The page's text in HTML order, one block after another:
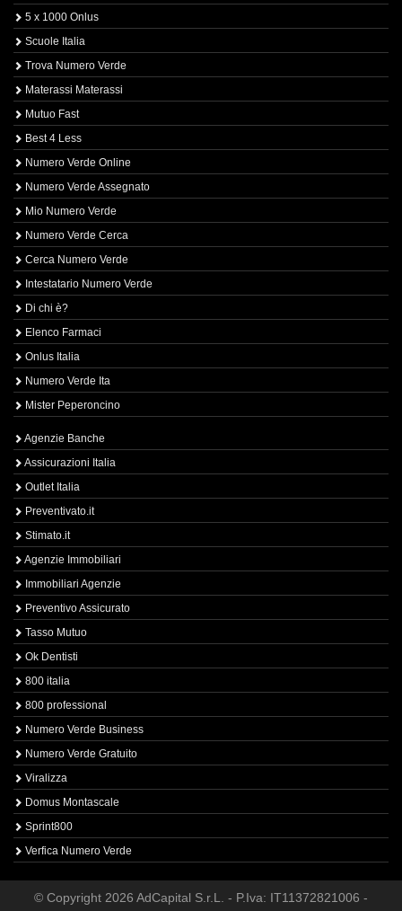
5 x 1000 Onlus
Scuole Italia
Trova Numero Verde
Materassi Materassi
Mutuo Fast
Best 4 Less
Numero Verde Online
Numero Verde Assegnato
Mio Numero Verde
Numero Verde Cerca
Cerca Numero Verde
Intestatario Numero Verde
Di chi è?
Elenco Farmaci
Onlus Italia
Numero Verde Ita
Mister Peperoncino
Agenzie Banche
Assicurazioni Italia
Outlet Italia
Preventivato.it
Stimato.it
Agenzie Immobiliari
Immobiliari Agenzie
Preventivo Assicurato
Tasso Mutuo
Ok Dentisti
800 italia
800 professional
Numero Verde Business
Numero Verde Gratuito
Viralizza
Domus Montascale
Sprint800
Verfica Numero Verde
© Copyright 2026 AdCapital S.r.L. - P.Iva: IT11372821006 -